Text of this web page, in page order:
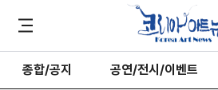
종합/공지 공연/전시/이벤트